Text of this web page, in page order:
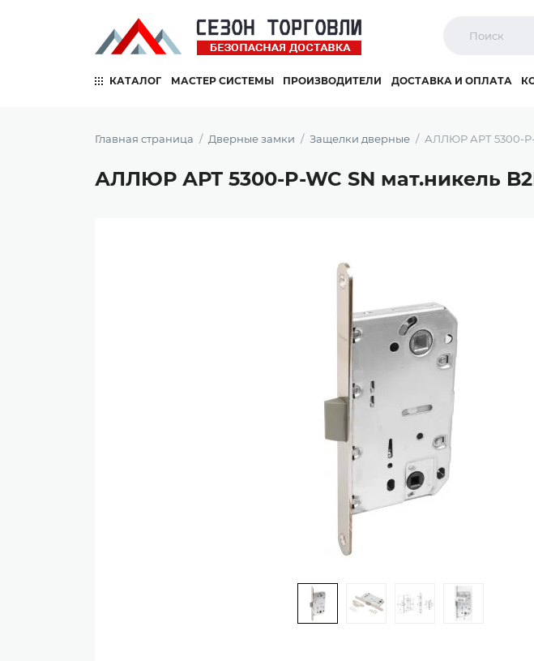
КАТАЛОГ МАСТЕР СИСТЕМЫ ПРОИЗВОДИТЕЛИ ДОСТАВКА И ОПЛАТА
Главная страница Дверные замки Защелки дверные АЛЛЮР АРТ 5300-P-
АЛЛЮР АРТ 5300-P-WC SN мат.никель